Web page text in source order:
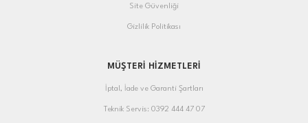
Site Güvenliği
Gizlilik Politikası
MÜŞTERİ HİZMETLERİ
İptal, İade ve Garanti Şartları
Teknik Servis: 0392 444 47 07